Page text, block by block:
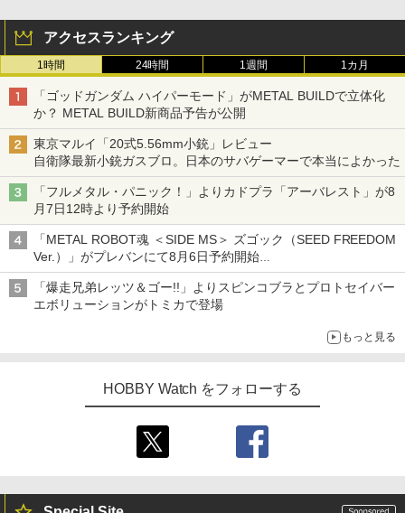
アクセスランキング
1時間 24時間 1週間 1カ月
「ゴッドガンダム ハイパーモード」がMETAL BUILDで立体化
か？ METAL BUILD新商品予告が公開
東京マルイ「20式5.56mm小銃」レビュー
自衛隊最新小銃ガスブロ。日本のサバゲーマーで本当によかった
「フルメタル・パニック！」よりカドプラ「アーバレスト」が8
月7日12時より予約開始
「METAL ROBOT魂 ＜SIDE MS＞ ズゴック（SEED FREEDOM
Ver.）」がプレバンにて8月6日予約開始
「METAL ROBOT魂 ＜SIDE MS＞ キャバリアーアイフリッド」
も同時予約開始
「爆走兄弟レッツ＆ゴー!!」よりスピンコブラとプロトセイバー
エボリューションがトミカで登場
もっと見る
HOBBY Watch をフォローする